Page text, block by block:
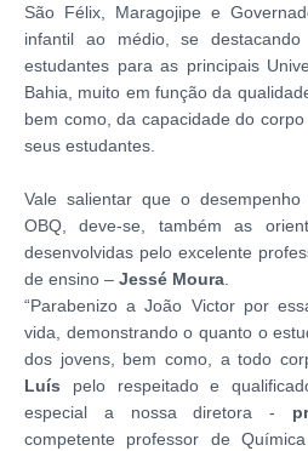
São Félix, Maragojipe e
infantil ao médio, se
estudantes para as principais
Bahia, muito em função da
bem como, da capacidade do
seus estudantes.
Vale salientar que o
OBQ, deve-se, também as
desenvolvidas pelo excelente
de ensino – Jessé Moura.
“Parabenizo a João Victor por
vida, demonstrando o quanto o
dos jovens, bem como, a todo
Luís pelo respeitado e
especial a nossa diretora -
competente professor de